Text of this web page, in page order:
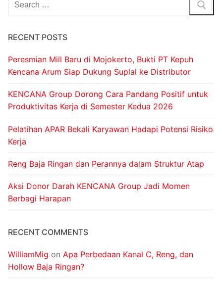
RECENT POSTS
Peresmian Mill Baru di Mojokerto, Bukti PT Kepuh
Kencana Arum Siap Dukung Suplai ke Distributor
KENCANA Group Dorong Cara Pandang Positif untuk
Produktivitas Kerja di Semester Kedua 2026
Pelatihan APAR Bekali Karyawan Hadapi Potensi Risiko
Kerja
Reng Baja Ringan dan Perannya dalam Struktur Atap
Aksi Donor Darah KENCANA Group Jadi Momen
Berbagi Harapan
RECENT COMMENTS
WilliamMig on Apa Perbedaan Kanal C, Reng, dan
Hollow Baja Ringan?